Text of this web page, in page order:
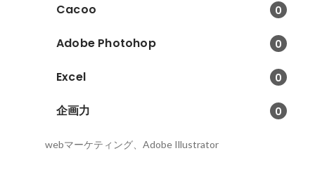
Cacoo 0
Adobe Photohop 0
Excel 0
企画力 0
webマーケティング、Adobe Illustrator